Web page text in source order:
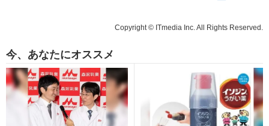
Copyright © ITmedia Inc. All Rights Reserved.
今、あなたにオススメ